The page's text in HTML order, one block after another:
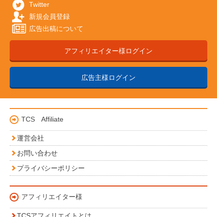
Twitter
新規会員登録
広告出稿について
アフィリエイター様ログイン
広告主様ログイン
TCS Affiliate
運営会社
お問い合わせ
プライバシーポリシー
アフィリエイター様